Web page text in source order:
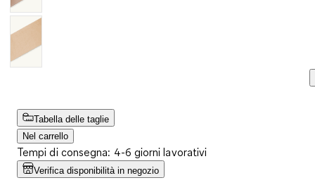
Tabella delle taglie
Nel carrello
Tempi di consegna: 4-6 giorni lavorativi
Verifica disponibilità in negozio